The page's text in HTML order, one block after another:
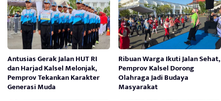
Antusias Gerak Jalan HUT RI
dan Harjad Kalsel Melonjak,
Pemprov Tekankan Karakter
Generasi Muda
Ribuan Warga Ikuti Jalan Sehat,
Pemprov Kalsel Dorong
Olahraga Jadi Budaya
Masyarakat